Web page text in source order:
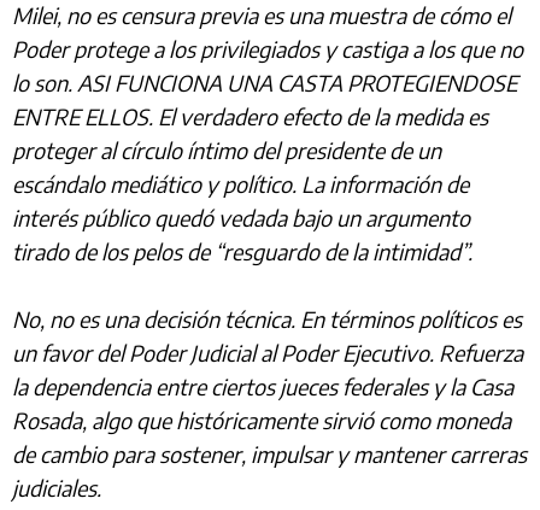
Milei, no es censura previa es una muestra de cómo el
Poder protege a los privilegiados y castiga a los que no
lo son. ASI FUNCIONA UNA CASTA PROTEGIENDOSE
ENTRE ELLOS. El verdadero efecto de la medida es
proteger al círculo íntimo del presidente de un
escándalo mediático y político. La información de
interés público quedó vedada bajo un argumento
tirado de los pelos de “resguardo de la intimidad”.
No, no es una decisión técnica. En términos políticos es
un favor del Poder Judicial al Poder Ejecutivo. Refuerza
la dependencia entre ciertos jueces federales y la Casa
Rosada, algo que históricamente sirvió como moneda
de cambio para sostener, impulsar y mantener carreras
judiciales.